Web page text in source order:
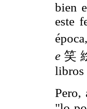
bien
este
época,
e 笑
libros
Pero,